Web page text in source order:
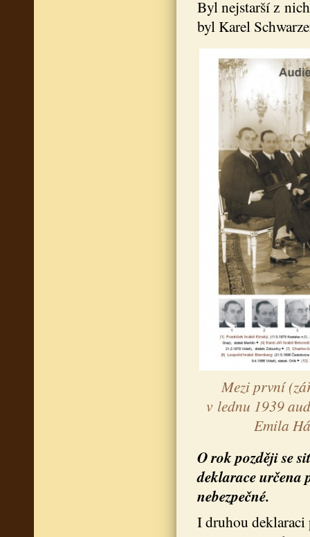
Byl nejstarší z
byl Karel
Mezi první
v lednu 1939
Emila
O rok později se
deklarace určena
nebezpečné.
I druhou deklaraci